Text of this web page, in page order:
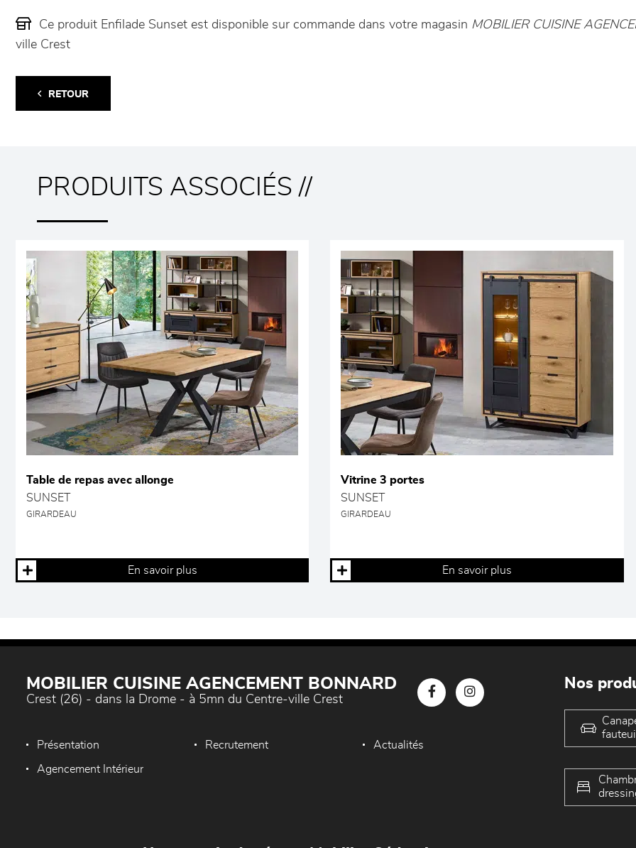
Ce produit Enfilade Sunset est disponible sur commande dans votre magasin MOBILIER CUISINE
ville Crest
RETOUR
PRODUITS ASSOCIÉS //
Table de repas avec allonge
SUNSET
GIRARDEAU
En savoir plus
Vitrine 3 portes
SUNSET
GIRARDEAU
En savoir plus
MOBILIER CUISINE AGENCEMENT BONNARD
Crest (26) - dans la Drome - à 5mn du Centre-ville Crest
Présentation Recrutement Actualités
Agencement Intérieur
Nos